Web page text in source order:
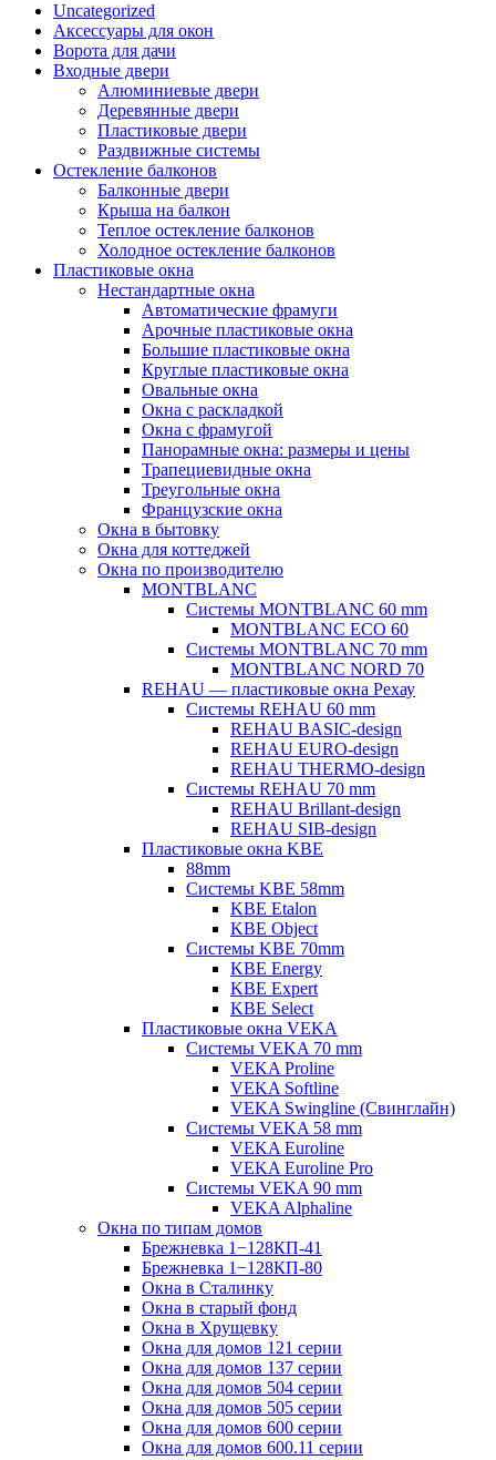
Uncategorized
Аксессуары для окон
Ворота для дачи
Входные двери
Алюминиевые двери
Деревянные двери
Пластиковые двери
Раздвижные системы
Остекление балконов
Балконные двери
Крыша на балкон
Теплое остекление балконов
Холодное остекление балконов
Пластиковые окна
Нестандартные окна
Автоматические фрамуги
Арочные пластиковые окна
Большие пластиковые окна
Круглые пластиковые окна
Овальные окна
Окна с раскладкой
Окна с фрамугой
Панорамные окна: размеры и цены
Трапециевидные окна
Треугольные окна
Французские окна
Окна в бытовку
Окна для коттеджей
Окна по производителю
MONTBLANC
Системы MONTBLANC 60 mm
MONTBLANC ECO 60
Системы MONTBLANC 70 mm
MONTBLANC NORD 70
REHAU — пластиковые окна Рехау
Системы REHAU 60 mm
REHAU BASIC-design
REHAU EURO-design
REHAU THERMO-design
Системы REHAU 70 mm
REHAU Brillant-design
REHAU SIB-design
Пластиковые окна KBE
88mm
Системы KBE 58mm
KBE Etalon
KBE Object
Системы KBE 70mm
KBE Energy
KBE Expert
KBE Select
Пластиковые окна VEKA
Cистемы VEKA 70 mm
VEKA Proline
VEKA Softline
VEKA Swingline (Свинглайн)
Системы VEKA 58 mm
VEKA Euroline
VEKA Euroline Pro
Системы VEKA 90 mm
VEKA Alphaline
Окна по типам домов
Брежневка 1−128КП-41
Брежневка 1−128КП-80
Окна в Сталинку
Окна в старый фонд
Окна в Хрущевку
Окна для домов 121 серии
Окна для домов 137 серии
Окна для домов 504 серии
Окна для домов 505 серии
Окна для домов 600 серии
Окна для домов 600.11 серии